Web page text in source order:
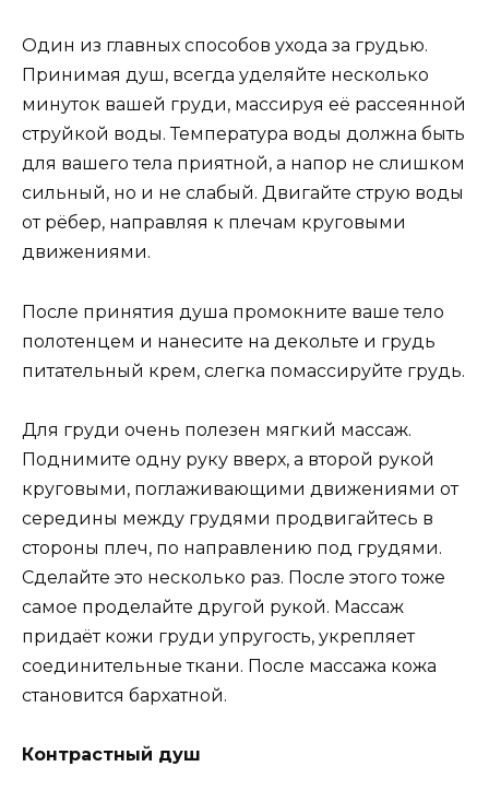
Один из главных способов ухода за грудью.
Принимая душ, всегда уделяйте несколько
минуток вашей груди, массируя её рассеянной
струйкой воды. Температура воды должна быть
для вашего тела приятной, а напор не слишком
сильный, но и не слабый. Двигайте струю воды
от рёбер, направляя к плечам круговыми
движениями.
После принятия душа промокните ваше тело
полотенцем и нанесите на декольте и грудь
питательный крем, слегка помассируйте грудь.
Для груди очень полезен мягкий массаж.
Поднимите одну руку вверх, а второй рукой
круговыми, поглаживающими движениями от
середины между грудями продвигайтесь в
стороны плеч, по направлению под грудями.
Сделайте это несколько раз. После этого тоже
самое проделайте другой рукой. Массаж
придаёт кожи груди упругость, укрепляет
соединительные ткани. После массажа кожа
становится бархатной.
Контрастный душ